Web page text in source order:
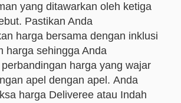
yang ditawarkan oleh ketiga
Pastikan Anda
harga bersama dengan inklusi
harga sehingga Anda
harga yang wajar
apel dengan apel. Anda
harga Deliveree atau Indah